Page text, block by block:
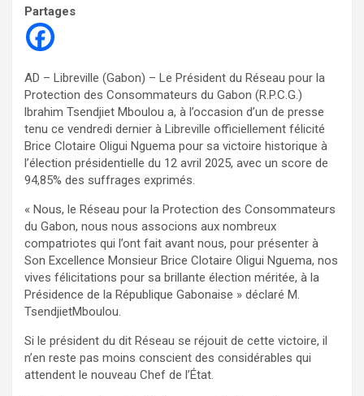
Partages
AD – Libreville (Gabon) – Le Président du Réseau pour la
Protection des Consommateurs du Gabon (R.P.C.G.)
lbrahim Tsendjiet Mboulou a, à l’occasion d’un de presse
tenu ce vendredi dernier à Libreville officiellement félicité
Brice Clotaire Oligui Nguema pour sa victoire historique à
l’élection présidentielle du 12 avril 2025, avec un score de
94,85% des suffrages exprimés.
« Nous, le Réseau pour la Protection des Consommateurs
du Gabon, nous nous associons aux nombreux
compatriotes qui l’ont fait avant nous, pour présenter à
Son Excellence Monsieur Brice Clotaire Oligui Nguema, nos
vives félicitations pour sa brillante élection méritée, à la
Présidence de la République Gabonaise » déclaré M.
TsendjietMboulou.
Si le président du dit Réseau se réjouit de cette victoire, il
n’en reste pas moins conscient des considérables qui
attendent le nouveau Chef de l’État.